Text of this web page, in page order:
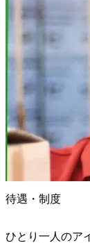
待遇・制度
ひとり一人のア